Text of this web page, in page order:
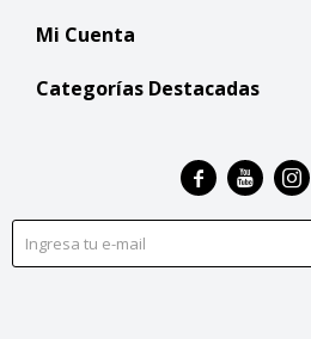
Mi Cuenta
Categorías Destacadas
  